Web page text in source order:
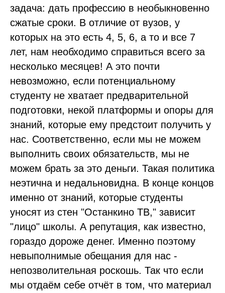
задача: дать профессию в необыкновенно
сжатые сроки. В отличие от вузов, у
которых на это есть 4, 5, 6, а то и все 7
лет, нам необходимо справиться всего за
несколько месяцев! А это почти
невозможно, если потенциальному
студенту не хватает предварительной
подготовки, некой платформы и опоры для
знаний, которые ему предстоит получить у
нас. Соответственно, если мы не можем
выполнить своих обязательств, мы не
можем брать за это деньги. Такая политика
неэтична и недальновидна. В конце концов
именно от знаний, которые студенты
уносят из стен "Останкино ТВ," зависит
"лицо" школы. А репутация, как известно,
гораздо дороже денег. Именно поэтому
невыполнимые обещания для нас -
непозволительная роскошь. Так что если
мы отдаём себе отчёт в том, что материал